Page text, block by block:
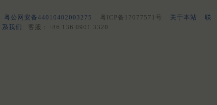
粤公网安备44010402003275 粤ICP备17077571号 关于本站
联
系我们
客服：+86 136 0901 3320